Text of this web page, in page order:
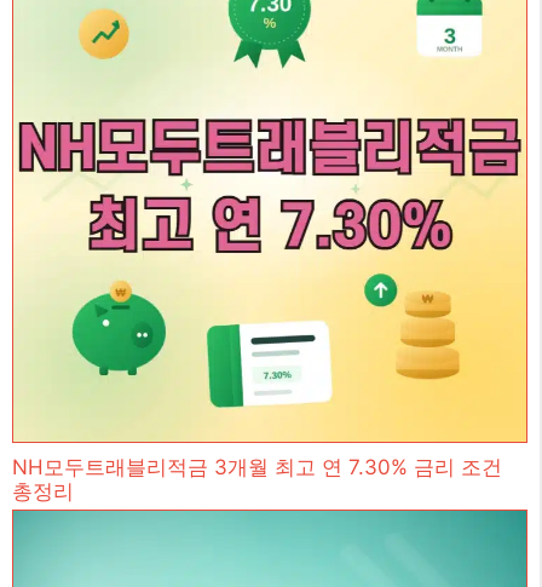
NH모두트래블리적금 3개월 최고 연 7.30% 금리 조건
총정리